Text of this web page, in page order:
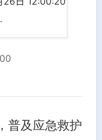
护培训
普及应急救护